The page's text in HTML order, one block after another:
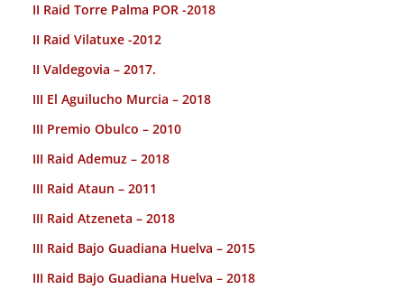
II Raid Torre Palma POR -2018
II Raid Vilatuxe -2012
II Valdegovia – 2017.
III El Aguilucho Murcia – 2018
III Premio Obulco – 2010
III Raid Ademuz – 2018
III Raid Ataun – 2011
III Raid Atzeneta – 2018
III Raid Bajo Guadiana Huelva – 2015
III Raid Bajo Guadiana Huelva – 2018